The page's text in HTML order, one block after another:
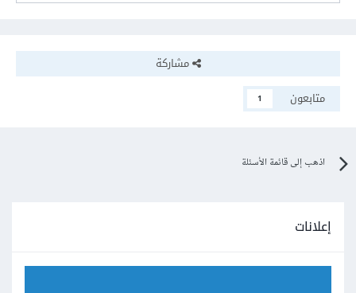
مشاركة
متابعون
1
اذهب إلى قائمة الأسئلة
إعلانات